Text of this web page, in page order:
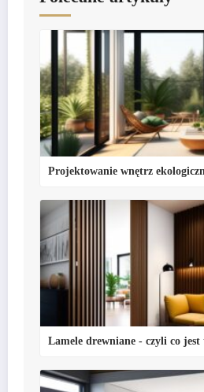
Projektowanie wnętrz
Lamele drewniane - czyli co jest